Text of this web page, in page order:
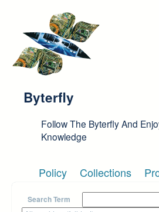
Byterfly
Follow The Byterfly And
Knowledge
Policy Collections
Search Term